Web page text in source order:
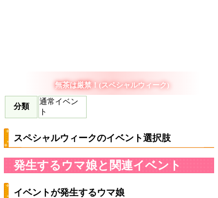
無茶は厳禁！(スペシャルウィーク)
分類
通常イベン
ト
スペシャルウィークのイベント選択肢
発生するウマ娘と関連イベント
イベントが発生するウマ娘